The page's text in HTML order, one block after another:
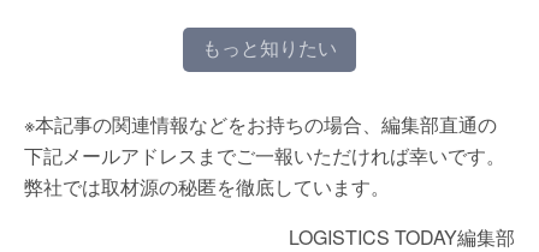
もっと知りたい
※本記事の関連情報などをお持ちの場合、編集部直通の
下記メールアドレスまでご一報いただければ幸いです。
弊社では取材源の秘匿を徹底しています。
LOGISTICS TODAY編集部